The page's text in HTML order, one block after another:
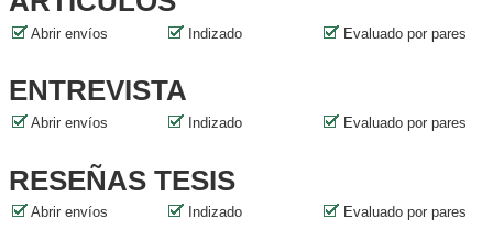
Abrir envíos Indizado Evaluado por pares
ENTREVISTA
Abrir envíos Indizado Evaluado por pares
RESEÑAS TESIS
Abrir envíos Indizado Evaluado por pares